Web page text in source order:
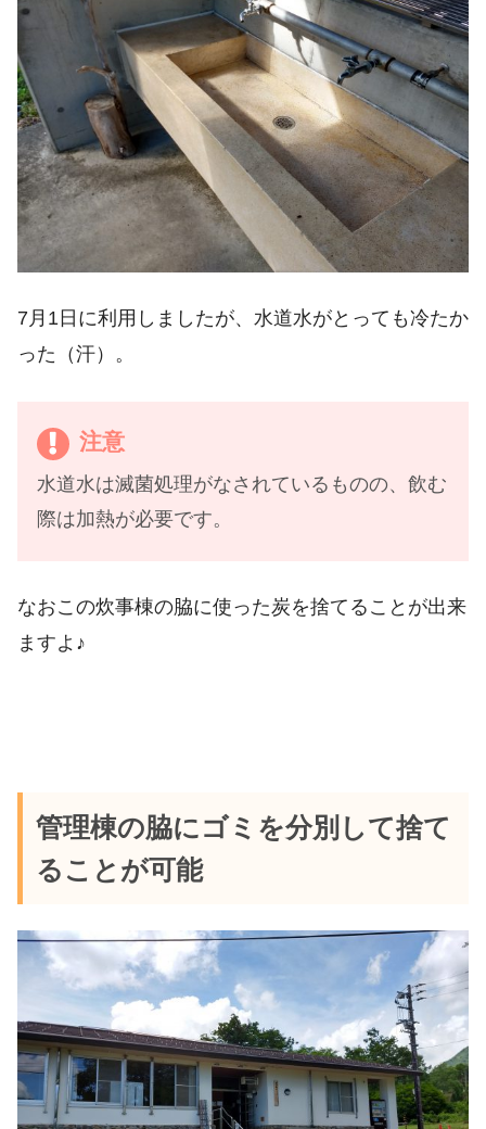
7月1日に利用しましたが、水道水がとっても冷たか
った（汗）。
注意
水道水は滅菌処理がなされているものの、飲む
際は加熱が必要です。
なおこの炊事棟の脇に使った炭を捨てることが出来
ますよ♪
管理棟の脇にゴミを分別して捨て
ることが可能